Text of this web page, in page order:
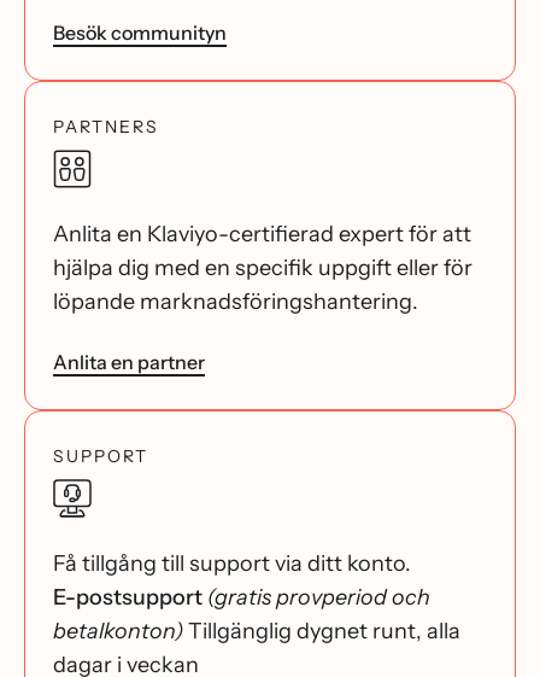
Besök communityn
PARTNERS
Anlita en Klaviyo-certifierad expert för att
hjälpa dig med en specifik uppgift eller för
löpande marknadsföringshantering.
Anlita en partner
SUPPORT
Få tillgång till support via ditt konto.
E-postsupport (gratis provperiod och
betalkonton)Tillgänglig dygnet runt, alla
dagar i veckan